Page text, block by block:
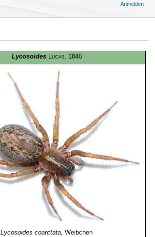
Lycosoides Lucas, 1846
Lycosoides coarctata, Weibchen
Anmelden